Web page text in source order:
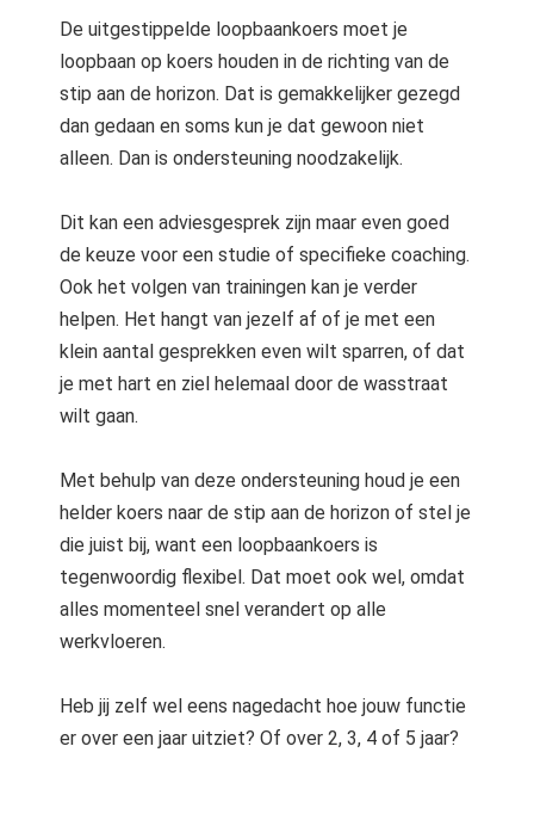
De uitgestippelde loopbaankoers moet je
loopbaan op koers houden in de richting van de
stip aan de horizon. Dat is gemakkelijker gezegd
dan gedaan en soms kun je dat gewoon niet
alleen. Dan is ondersteuning noodzakelijk.
Dit kan een adviesgesprek zijn maar even goed
de keuze voor een studie of specifieke coaching.
Ook het volgen van trainingen kan je verder
helpen. Het hangt van jezelf af of je met een
klein aantal gesprekken even wilt sparren, of dat
je met hart en ziel helemaal door de wasstraat
wilt gaan.
Met behulp van deze ondersteuning houd je een
helder koers naar de stip aan de horizon of stel je
die juist bij, want een loopbaankoers is
tegenwoordig flexibel. Dat moet ook wel, omdat
alles momenteel snel verandert op alle
werkvloeren.
Heb jij zelf wel eens nagedacht hoe jouw functie
er over een jaar uitziet? Of over 2, 3, 4 of 5 jaar?